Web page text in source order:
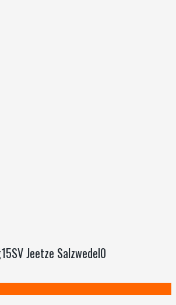
Jeetze Salzwedel0